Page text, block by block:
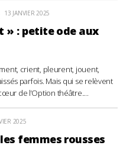
13 JANVIER 2025
» : petite ode aux
crient, pleurent, jouent,
parfois. Mais qui se relèvent
de l’Option théâtre....
2025
femmes rousses